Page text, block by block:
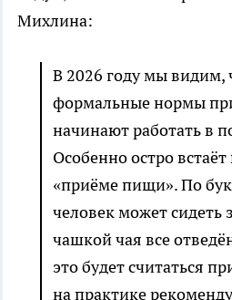
Михлина:
В 2026 году мы видим,
формальные нормы
начинают работать в
Особенно остро
«приёме пищи». По
человек может сидеть
чашкой чая все
это будет считаться
на практике